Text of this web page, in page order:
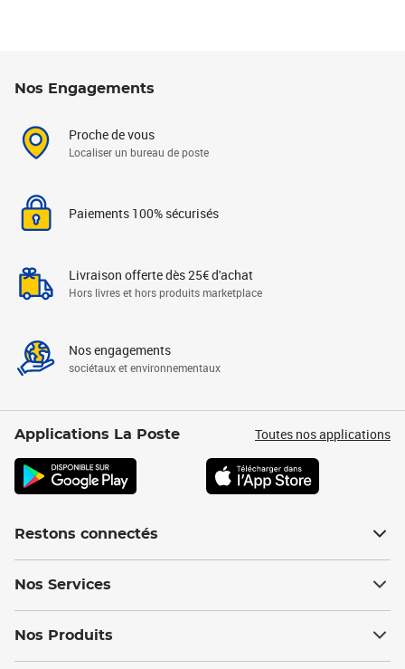
Nos Engagements
Proche de vous
Localiser un bureau de poste
Paiements 100% sécurisés
Livraison offerte dès 25€ d'achat
Hors livres et hors produits marketplace
Nos engagements
sociétaux et environnementaux
Applications La Poste Toutes nos applications
Restons connectés
Nos Services
Nos Produits